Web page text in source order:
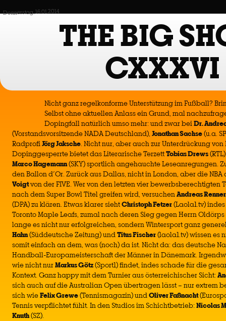
Donnerstag, 16.01.2014
THE BIG
CXXXVI
Nicht ganz regelkonforme Unterstützung im Fußball?
Selbst ohne aktuellen Anlass ein Grund, mal
Dopingfall natürlich umso mehr: und zwar beiDr.
(Vorstandsvorsitzende NADA Deutschland), Jonathan Sachse(u.a.
RadprofiJörg Jaksche. Nicht nur, aber auch zur Unterdrückung
Dopinggesperrte bietet das Literarische TerzettTobias Drews
Marco Hagemann(SKY) sportlich angehauchte Leseanregungen.
den Ballon d´Or. Zurück aus Dallas, nicht in London, aber die
Voigtvon der FIVE. Wer von den letzten vier bewerbsberechtigten
nach dem Super Bowl Titel greifen wird, versuchenAndreas Renner
(DPA) zu klären. Etwas klarer siehtChristoph Fetzer(Laola1.tv)
Toronto Maple Leafs, zumal nach deren Sieg gegen Herrn
lange es nicht nur erfolgreichen, sondern Wintersport ganz
Hahn(Süddeutsche Zeitung) undTitus Fischer(laola1.tv) wissen es
somit einfach an dem, was (noch) da ist. Nicht da: das deutsche
Handball-Europameisterschaft der Männer in Dänemark.
wie nicht nurMarkus Götz(Sport1) findet, indes schade für die
Kontext. Ganz happy mit dem Turnier aus österreichischer Sicht:
sich auch auf die Australian Open übertragen lässt – nur extrem
sich wieFelix Grewe(Tennismagazin) undOliver Faßnacht
Tennis verpflichtet fühlt. In den Studios im Schichtbetrieb:Nicolas
Knuth(SZ).